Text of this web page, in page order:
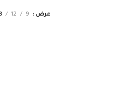
عرض 9
12